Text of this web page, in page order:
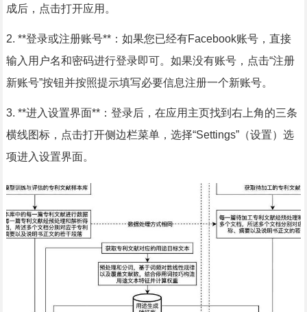
成后，点击打开应用。
2. **登录或注册账号**：如果您已经有Facebook账号，直接
输入用户名和密码进行登录即可。如果没有账号，点击“注册
新账号”按钮并按照提示填写必要信息注册一个新账号。
3. **进入设置界面**：登录后，在应用主页找到右上角的三条
横线图标，点击打开侧边栏菜单，选择“Settings”（设置）选
项进入设置界面。